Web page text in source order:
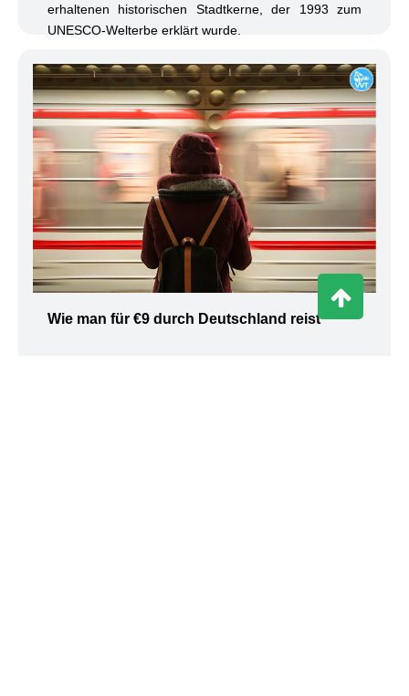
erhaltenen historischen Stadtkerne, der 1993 zum
UNESCO-Welterbe erklärt wurde.
Wie man für €9 durch Deutschland reist